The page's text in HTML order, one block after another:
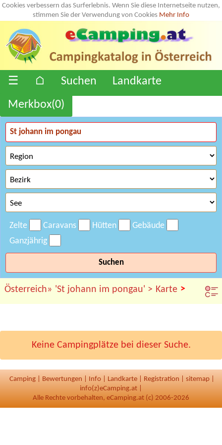
Cookies verbessern das Surferlebnis. Wenn Sie diese Internetseite nutzen,
stimmen Sie der Verwendung von Cookies Mehr Info
☰ ⌂ Suchen
Landkarte
Merkbox(0)
Zelte Caravans Hütten
Gebäude
Ganzjährig
Suchen
Österreich» 'St johann im pongau' > Karte >
Keine Campingplätze bei dieser Suche.
Camping Bewertungen Info Landkarte Registration sitemap
info(z)eCamping.at |
Alle Rechte vorbehalten, eCamping.at (c) 2006-2026